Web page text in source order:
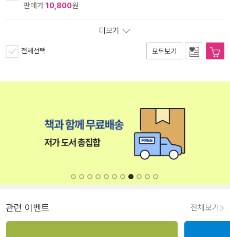
판매가 10,800원
더보기
전체선택 모두보기
관련 이벤트 전체보기